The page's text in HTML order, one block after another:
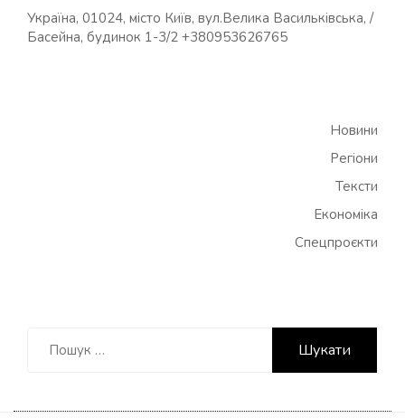
Україна, 01024, місто Київ, вул.Велика Васильківська, /
Басейна, будинок 1-3/2 +380953626765
Новини
Регіони
Тексти
Економіка
Спецпроєкти